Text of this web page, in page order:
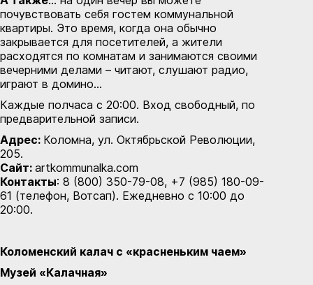
почувствовать себя гостем коммунальной
квартиры. Это время, когда она обычно
закрывается для посетителей, а жители
расходятся по комнатам и занимаются своими
вечерними делами – читают, слушают радио,
играют в домино…
Каждые полчаса с 20:00. Вход свободный, по
предварительной записи.
Адрес: Коломна, ул. Октябрьской Революции,
205.
Сайт: artkommunalka.com
Контакты: 8 (800) 350-79-08, +7 (985) 180-09-
61 (телефон, Вотсап). Ежедневно с 10:00 до
20:00.
Коломенский калач с «красненьким чаем»
Музей «Калачная»